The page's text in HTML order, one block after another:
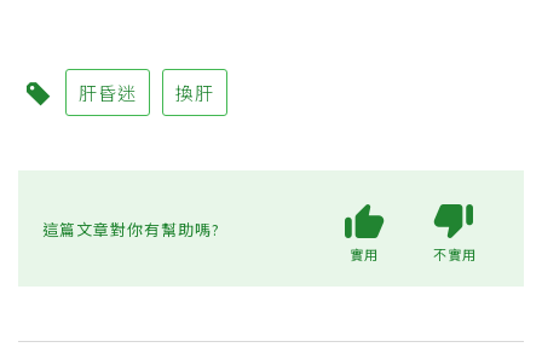
肝昏迷 換肝
這篇文章對你有幫助嗎?
實用 不實用